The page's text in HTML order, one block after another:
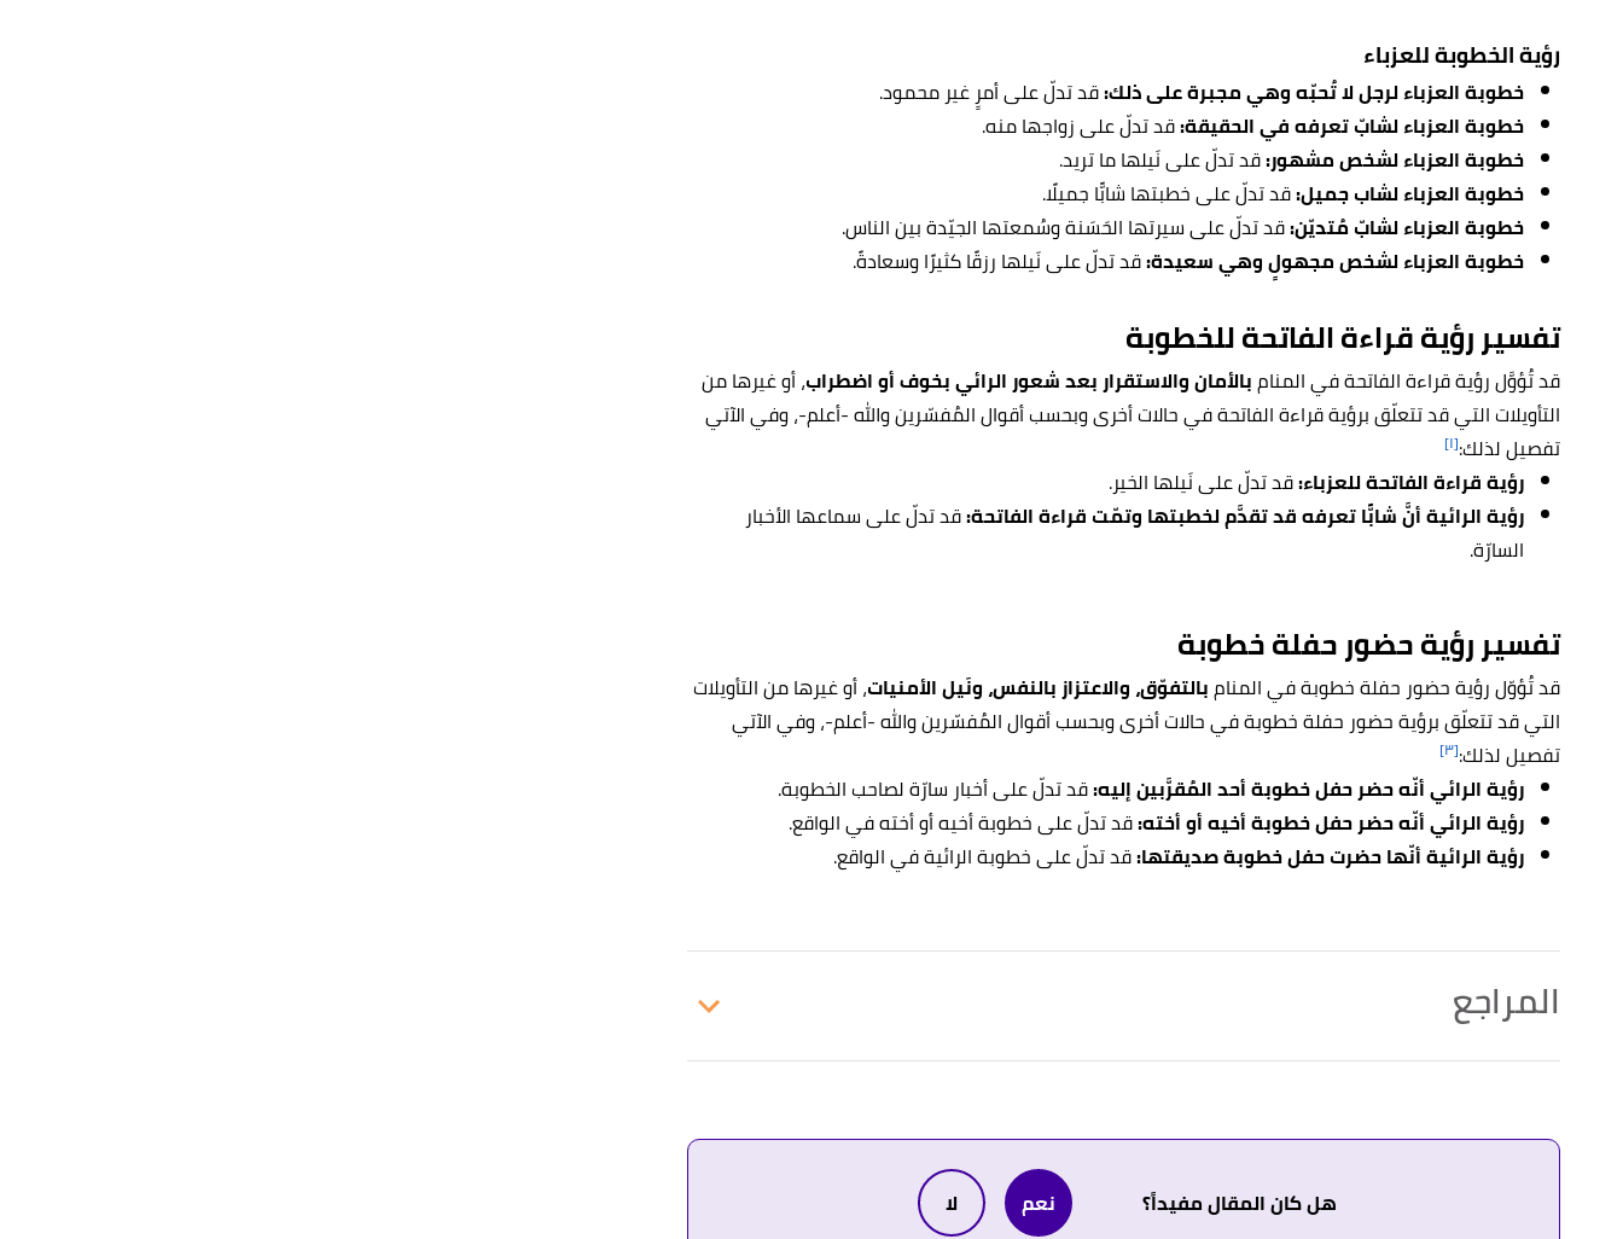
رؤية الخطوبة للعزباء
خطوبة العزباء لرجل لا تُحبّه وهي مجبرة على ذلك:قد تدلّ على أمرٍ غير محمود.
خطوبة العزباء لشابّ تعرفه في الحقيقة:قد تدلّ على زواجها منه.
خطوبة العزباء لشخص مشهور:قد تدلّ على نَيلها ما تريد.
خطوبة العزباء لشاب جميل:قد تدلّ على خطبتها شابًّا جميلًا.
خطوبة العزباء لشابّ مُتديّن:قد تدلّ على سيرتها الحَسَنة وسُمعتها الجيّدة بين الناس.
خطوبة العزباء لشخص مجهولٍ وهي سعيدة:قد تدلّ على نَيلها رزقًا كثيرًا وسعادةً.
تفسير رؤية قراءة الفاتحة للخطوبة
قد تُؤوَّل رؤية قراءة الفاتحة في المنامبالأمانوالاستقرار بعد شعور الرائي بخوف أو اضطراب، أو غيرها من
التأويلات التي قد تتعلّق برؤية قراءة الفاتحة في حالات أخرى وبحسب أقوال المُفسّرين والله -أعلم-، وفي الآتي
تفصيل لذلك:[١]
رؤية قراءة الفاتحة للعزباء:قد تدلّ على نَيلها الخير.
رؤية الرائية أنَّ شابًّا تعرفه قد تقدَّم لخطبتها وتمّت قراءة الفاتحة:قد تدلّ على سماعها الأخبار
السارّة.
تفسير رؤية حضور حفلة خطوبة
قد تُؤوّل رؤية حضور حفلة خطوبة في المنامبالتفوّق، والاعتزاز بالنفس، ونَيل الأمنيات، أو غيرها من التأويلات
التي قد تتعلّق برؤية حضور حفلة خطوبة في حالات أخرى وبحسب أقوال المُفسّرين والله -أعلم-، وفي الآتي
تفصيل لذلك:[٣]
رؤية الرائي أنّه حضر حفل خطوبة أحد المُقرَّبين إليه:قد تدلّ على أخبار سارّة لصاحب الخطوبة.
رؤية الرائي أنّه حضر حفل خطوبة أخيه أو أخته:قد تدلّ على خطوبة أخيه أو أخته في الواقع.
رؤية الرائية أنّها حضرت حفل خطوبة صديقتها:قد تدلّ على خطوبة الرائية في الواقع.
المراجع
↑"تفسير رؤية الخطوبة في المنام للعزباء بالتفصيل"،حلوها. بتصرّف.
. بتصرّف.
هل كان المقال مفيداً؟ نعم لا